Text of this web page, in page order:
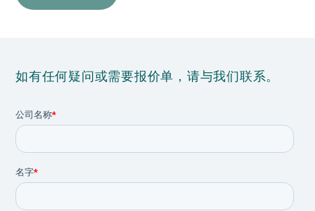
如有任何疑问或需要报价单，请与我们联系。